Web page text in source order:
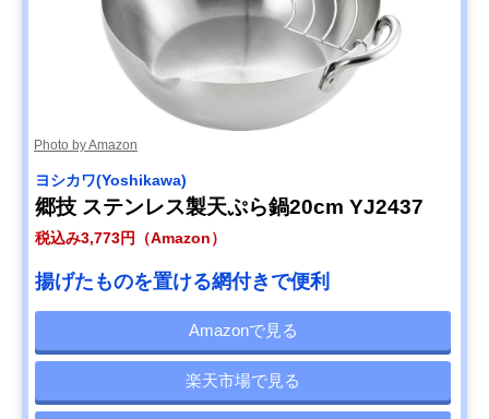
Photo by Amazon
ヨシカワ(Yoshikawa)
郷技 ステンレス製天ぷら鍋20cm YJ2437
税込み3,773円（Amazon）
揚げたものを置ける網付きで便利
Amazonで見る
楽天市場で見る